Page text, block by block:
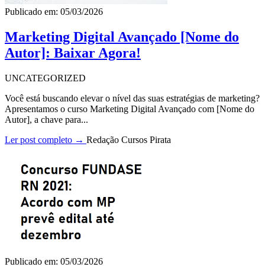
Publicado em: 05/03/2026
Marketing Digital Avançado [Nome do
Autor]: Baixar Agora!
UNCATEGORIZED
Você está buscando elevar o nível das suas estratégias de marketing?
Apresentamos o curso Marketing Digital Avançado com [Nome do
Autor], a chave para...
Ler post completo → Redação Cursos Pirata
Publicado em: 05/03/2026